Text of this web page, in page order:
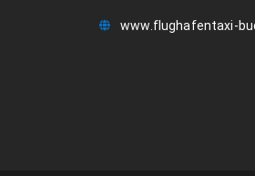
www.flughafentaxi-